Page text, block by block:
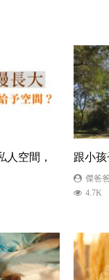
人空間，
跟小
傑爸爸
4.7K